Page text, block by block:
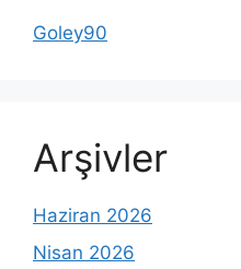
Goley90
Arşivler
Haziran 2026
Nisan 2026